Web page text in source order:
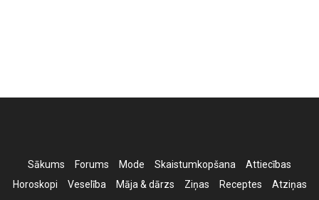
Sākums Forums Mode Skaistumkopšana
Attiecības
Horoskopi
Veselība Māja & dārzs Ziņas Receptes
Atziņas